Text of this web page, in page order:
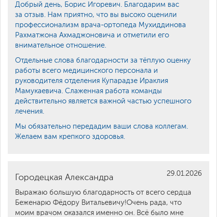
Добрый день, Борис Игоревич. Благодарим вас
за отзыв. Нам приятно, что вы высоко оценили
профессионализм врача-ортопеда Мухиддинова
Рахматжона Ахмаджоновича и отметили его
внимательное отношение.
Отдельные слова благодарности за тёплую оценку
работы всего медицинского персонала и
руководителя отделения Купарадзе Ираклия
Мамукаевича. Слаженная работа команды
действительно является важной частью успешного
лечения.
Мы обязательно передадим ваши слова коллегам.
Желаем вам крепкого здоровья.
29.01.2026
Городецкая Александра
Выражаю большую благодарность от всего сердца
Беженарю Фёдору Витальевичу!Очень рада, что
моим врачом оказался именно он. Всё было мне